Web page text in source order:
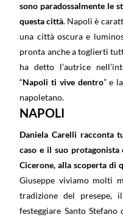
sono paradossalmente le
questa città. Napoli è
una città oscura e
pronta anche a toglierti
ha detto l’autrice
“Napoli ti vive dentro” e
napoletano.
NAPOLI
Daniela Carelli racconta
caso e il suo protagonista
Cicerone, alla scoperta di
Giuseppe viviamo molti
tradizione del presepe,
festeggiare Santo